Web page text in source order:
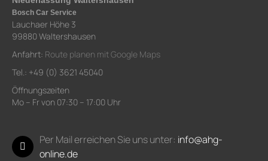
Bosch Car Service
Lauchaer Höhe 3
99880 Waltershausen
Anfahrt: Route planen mit Google Maps
Tel.: +49 (0) 3621 45040
Öffnungszeiten
Mo – Fr von 07:30 – 17:00 Uhr
Per Mail erreichen Sie uns unter: info@ahg-
online.de